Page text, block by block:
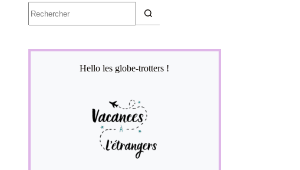
résultat
Hello les globe-trotters !